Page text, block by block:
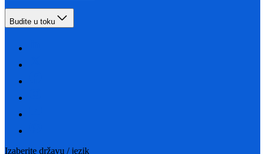
Budite u toku
Izaberite državu / jezik